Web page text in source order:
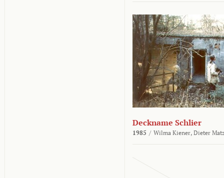
Deckname Schlier
1985 / Wilma Kiener, Dieter